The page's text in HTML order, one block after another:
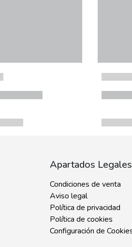
Apartados Legales
Condiciones de venta
Aviso legal
Política de privacidad
Política de cookies
Configuración de